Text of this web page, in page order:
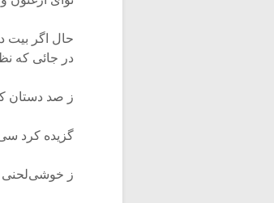
در جائی که
ز صد دستان
گزیده کرد
ز